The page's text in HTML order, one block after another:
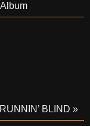
BLIND »